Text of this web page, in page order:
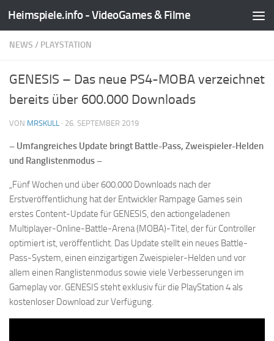
Zum Inhalt springen
Heimspiele.info - VideoGames & Filme
NEWS / PLAYSTATION
GENESIS – Das neue PS4-MOBA verzeichnet
bereits über 600.000 Downloads
VON MRSKULL · 26. SEPTEMBER 2019
– Umfangreiches Update bringt Battle-Pass, Zweispieler-Helden
und Ranglistenmodus –
„Fünf Wochen und über 600.000 Downloads nach der
Erstveröffentlichung hat der Entwickler Rampage Games sein
erstes Content-Update für GENESIS, den actiongeladenen
Multiplayer-Online-Battle-Arena (MOBA)-Titel, der für Controller
optimiert ist, veröffentlicht. Das Update stellt ein neues Battle-
Pass-System, einen einzigartigen Zweispieler-Helden und vor
allem einen Ranglistenmodus sowie viele Verbesserungen im
Gameplay vor. GENESIS steht exklusiv für die PlayStation 4 als
kostenloser Download zur Verfügung.